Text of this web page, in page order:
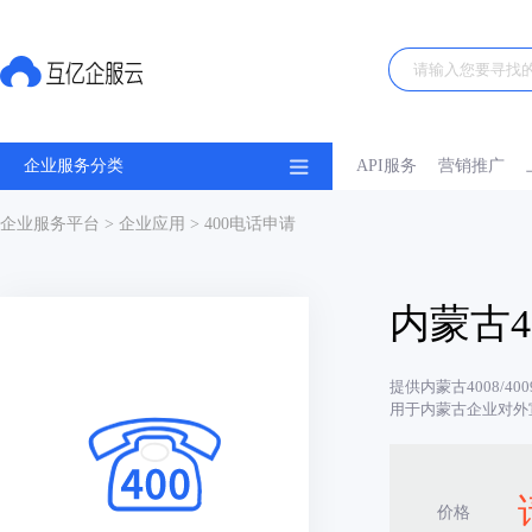
企业服务分类 API服务 营销推广
企业服务平台 > 企业应用 > 400电话申请
内蒙古
提供内蒙古4008/
用于内蒙古企业对
价格